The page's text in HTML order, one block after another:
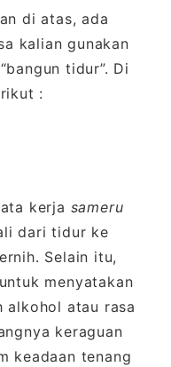
di atas, ada
kalian gunakan
tidur”. Di
:
kerja sameru
dari tidur ke
Selain itu,
menyatakan
alkohol atau rasa
keraguan
keadaan tenang